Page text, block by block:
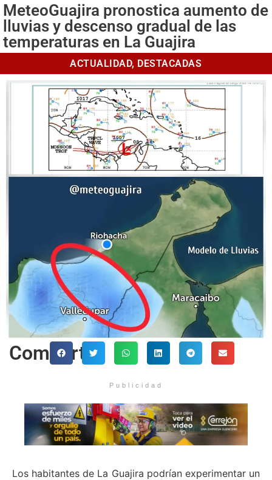
MeteoGuajira pronostica aumento de
lluvias y descenso gradual de las
temperaturas en La Guajira
ACTUALIDAD, DESTACADAS
Comparte
Publicidad
Los habitantes de La Guajira podrían experimentar un